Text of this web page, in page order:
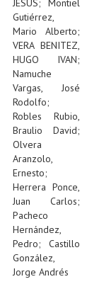
JESUS; Montiel
Gutiérrez,
Mario Alberto;
VERA BENITEZ,
HUGO IVAN;
Namuche
Vargas, José
Rodolfo;
Robles Rubio,
Braulio David;
Olvera
Aranzolo,
Ernesto;
Herrera Ponce,
Juan Carlos;
Pacheco
Hernández,
Pedro; Castillo
González,
Jorge Andrés